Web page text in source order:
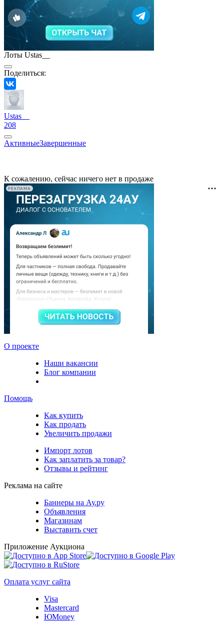
Лоты Ustas__
Поделиться:
Ustas__
208
АктивныеЗавершенные
К сожалению, сейчас ничего нет в продаже
РЕКЛАМА
О проекте
Наши вакансии
Блог компании
Помощь
Как купить
Как продать
Увеличить продажи
Импорт лотов
Как заплатить за товар?
Отзывы и рейтинг
Реклама на сайте
Баннеры на Ау.ру
Объявления
Магазинам
Выставить счет
Приложение Аукциона
Оплата услуг сайта
Visa
Mastercard
ЮMoney